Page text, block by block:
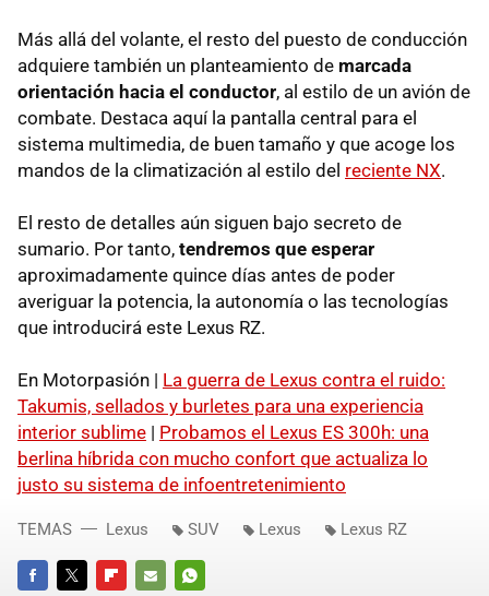
Más allá del volante, el resto del puesto de conducción
adquiere también un planteamiento de marcada
orientación hacia el conductor, al estilo de un avión de
combate. Destaca aquí la pantalla central para el
sistema multimedia, de buen tamaño y que acoge los
mandos de la climatización al estilo del reciente NX.
El resto de detalles aún siguen bajo secreto de
sumario. Por tanto, tendremos que esperar
aproximadamente quince días antes de poder
averiguar la potencia, la autonomía o las tecnologías
que introducirá este Lexus RZ.
En Motorpasión | La guerra de Lexus contra el ruido:
Takumis, sellados y burletes para una experiencia
interior sublime | Probamos el Lexus ES 300h: una
berlina híbrida con mucho confort que actualiza lo
justo su sistema de infoentretenimiento
TEMAS Lexus SUV Lexus Lexus RZ